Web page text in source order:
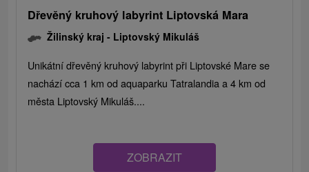
Dřevěný kruhový labyrint Liptovská Mara
Žilinský kraj - Liptovský Mikuláš
Unikátní dřevěný kruhový labyrint při Liptovské Mare se
nachází cca 1 km od aquaparku Tatralandia a 4 km od
města Liptovský Mikuláš....
ZOBRAZIT